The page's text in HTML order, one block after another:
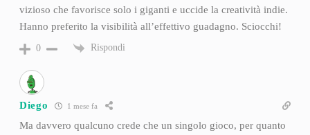
vizioso che favorisce solo i giganti e uccide la creatività indie.
Hanno preferito la visibilità all’effettivo guadagno. Sciocchi!
0 Rispondi
Diego 1 mese fa
Ma davvero qualcuno crede che un singolo gioco, per quanto